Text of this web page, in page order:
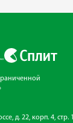
д. 22, корп. 4, стр. 1